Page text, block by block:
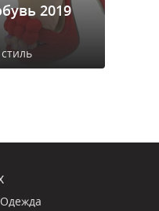
2019
Одежда